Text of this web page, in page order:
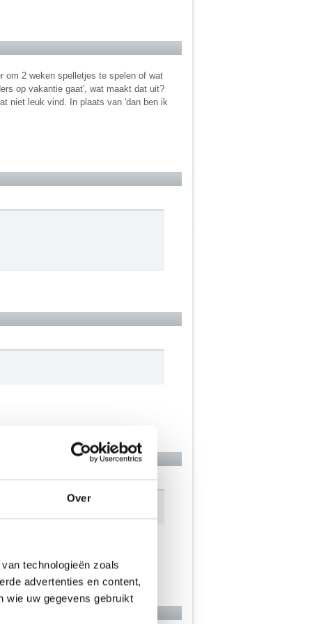
Over
technologieën zoals
advertenties en content,
wie uw gegevens gebruikt
om 2 weken spelletjes te spelen of wat
op vakantie gaat', wat maakt dat uit?
niet leuk vind. In plaats van 'dan ben ik